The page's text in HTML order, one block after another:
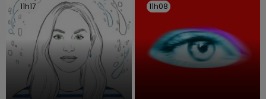
11h17
11h17 11h08
11h08